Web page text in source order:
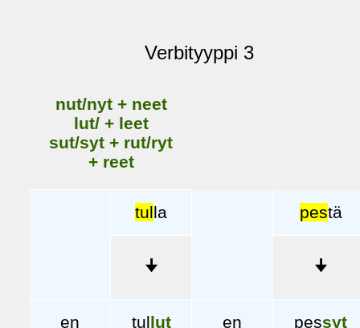
Verbityyppi 3
nut/nyt + neet
lut/ + leet
sut/syt + rut/ryt
+ reet
tulla pestä
🠋 🠋
en tullut en pessyt